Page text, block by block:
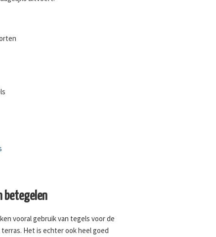
betegelen
vooral gebruik van tegels voor de
Het is echter ook heel goed